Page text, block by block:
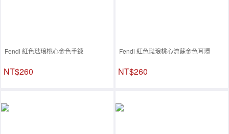
Fendi 紅色琺琅桃心金色手鍊
NT$260
Fendi 紅色琺琅桃心流蘇金色耳環
NT$260